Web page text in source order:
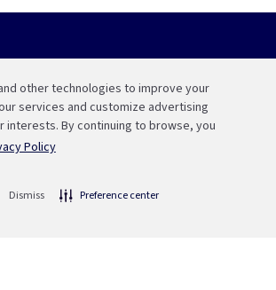
other technologies to improve your
services and customize advertising
interests. By continuing to browse, you
Policy
Dismiss Preference center
Bah